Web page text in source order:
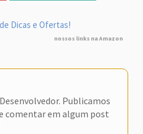
Dicas e Ofertas!
nossos links na Amazon
Publicamos
comentar em algum post